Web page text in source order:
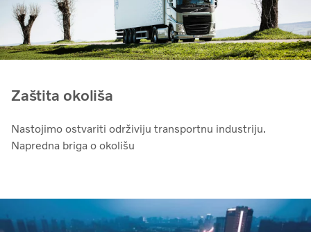
Zaštita okoliša
Nastojimo ostvariti održiviju transportnu industriju.
Napredna briga o okolišu